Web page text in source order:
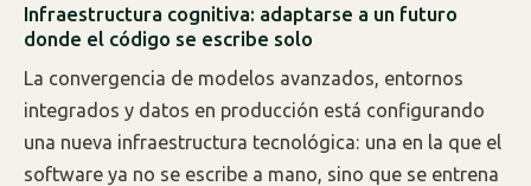
Infraestructura cognitiva: adaptarse a un futuro
donde el código se escribe solo
La convergencia de modelos avanzados, entornos
integrados y datos en producción está configurando
una nueva infraestructura tecnológica: una en la que el
software ya no se escribe a mano, sino que se entrena